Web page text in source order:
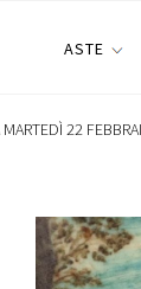
ASTE
MARTEDÌ 22